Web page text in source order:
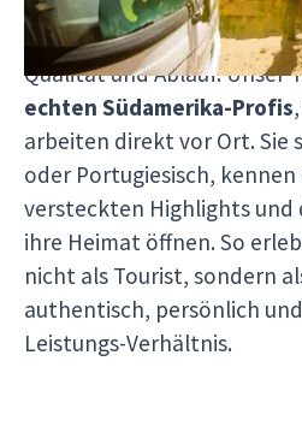
dir so nicht nur rund10 %
bieten, sondern auch volle
Qualität und Ablauf. Unser
echten Südamerika-Profis
arbeiten direkt vor Ort. Sie
oder Portugiesisch,
versteckten Highlights und
ihre Heimat öffnen. So
nicht als Tourist, sondern
authentisch, persönlich
Leistungs-Verhältnis.